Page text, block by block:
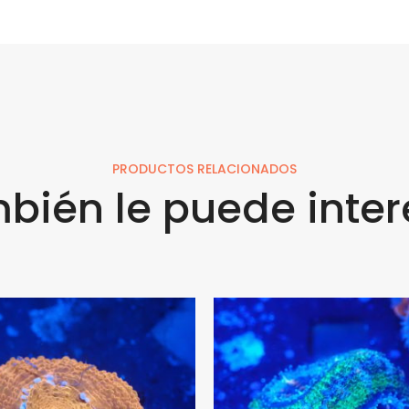
PRODUCTOS RELACIONADOS
le puede